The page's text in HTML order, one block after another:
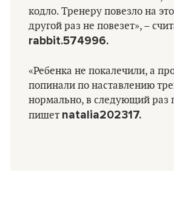
кодло. Тренеру повезло на
другой раз не повезет», –
rabbit.574996.
«Ребенка не покалечили, а
попинали по наставлению
нормально, в следующий раз
пишет natalia202317.